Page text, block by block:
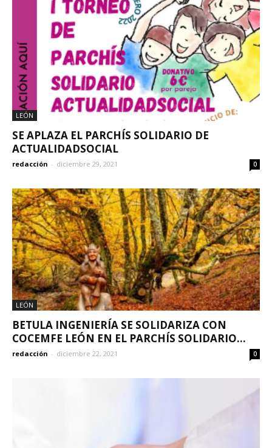
LEÓN
SE APLAZA EL PARCHÍS SOLIDARIO DE
ACTUALIDADSOCIAL
redacción - diciembre 29, 2021 0
LEÓN
BETULA INGENIERÍA SE SOLIDARIZA CON
COCEMFE LEÓN EN EL PARCHÍS SOLIDARIO...
redacción - diciembre 22, 2021 0